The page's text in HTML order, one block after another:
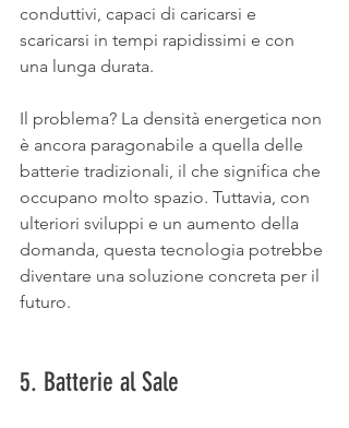
conduttivi, capaci di caricarsi e
scaricarsi in tempi rapidissimi e con
una lunga durata.
Il problema? La densità energetica non
è ancora paragonabile a quella delle
batterie tradizionali, il che significa che
occupano molto spazio. Tuttavia, con
ulteriori sviluppi e un aumento della
domanda, questa tecnologia potrebbe
diventare una soluzione concreta per il
futuro.
5. Batterie al Sale